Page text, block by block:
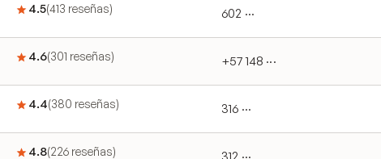
4.5(413 reseñas) 602 ···
4.6(301 reseñas) +57 148 ···
4.4(380 reseñas) 316 ···
4.8(226 reseñas)